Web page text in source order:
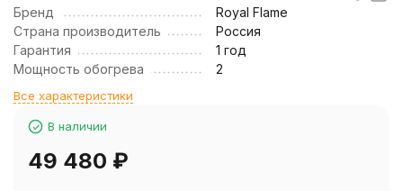
Бренд
Royal Flame
Страна производитель
Россия
Гарантия
1 год
Мощность обогрева
2
Все характеристики
В наличии
49 480 ₽